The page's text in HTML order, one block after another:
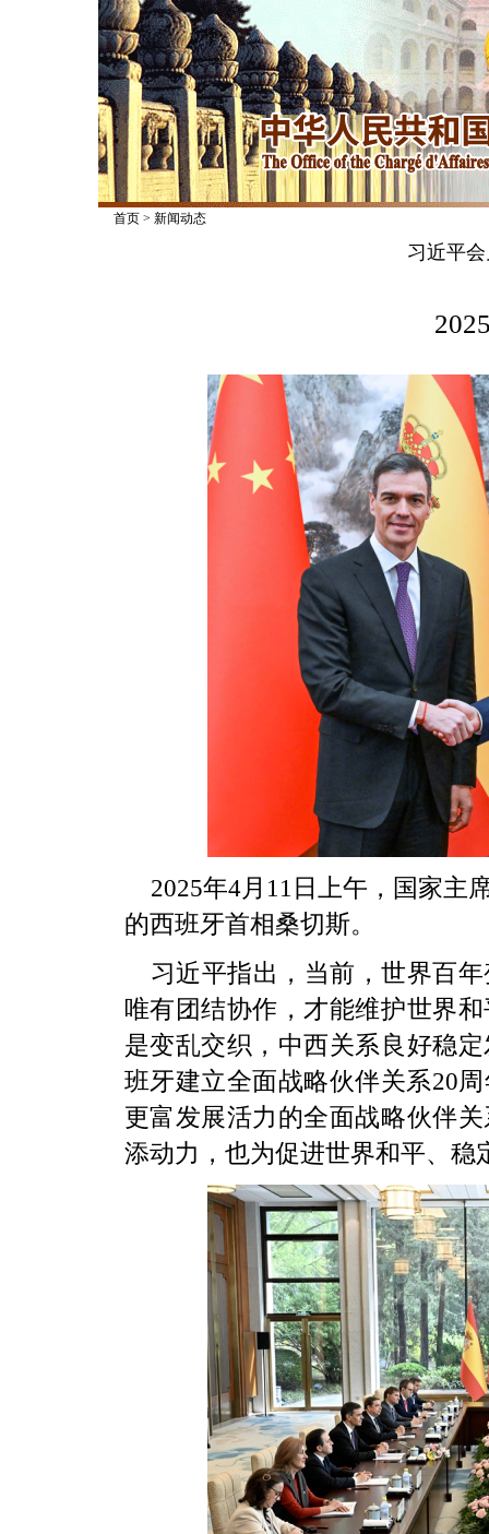
首页> 新闻动态
习近平
2025年4月11日上午，国家主
的西班牙首相桑切斯。
习近平指出，当前，世界百
唯有团结协作，才能维护世界
是变乱交织，中西关系良好稳
班牙建立全面战略伙伴关系20
更富发展活力的全面战略伙伴
添动力，也为促进世界和平、稳